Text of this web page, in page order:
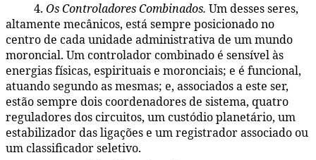
48:2.194. Os Controladores Combinados. Um desses seres,
altamente mecânicos, está sempre posicionado no
centro de cada unidade administrativa de um mundo
moroncial. Um controlador combinado é sensível às
energias físicas, espirituais e moronciais; e é funcional,
atuando segundo as mesmas; e, associados a este ser,
estão sempre dois coordenadores de sistema, quatro
reguladores dos circuitos, um custódio planetário, um
estabilizador das ligações e um registrador associado ou
um classificador seletivo.